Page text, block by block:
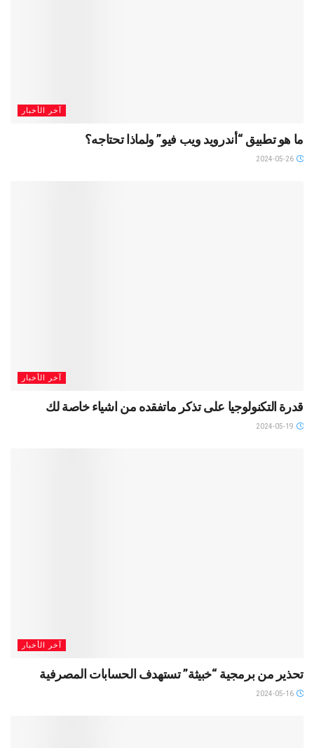
آخر الأخبار
ما هو تطبيق “أندرويد ويب فيو” ولماذا تحتاجه؟
آخر الأخبار
قدرة التكنولوجيا على تذكر ماتفقده من اشياء خاصة لك
آخر الأخبار
تحذير من برمجية “خبيثة” تستهدف الحسابات المصرفية